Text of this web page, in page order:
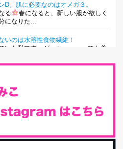
。肌に必要なのはオメガ３。
る
春になると、新しい服が欲しく
になりた...
いのは水溶性食物繊維！
いた私です。が、と〜〜〜っても美
維持の中でいっちばん大事！だと私
な何買う？
リカシリカにしているんだけど確か